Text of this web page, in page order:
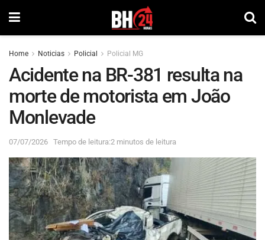
Home Noticias Policial Policial MG
Acidente na BR-381 resulta na
morte de motorista em João
Monlevade
07/07/2026 Tempo de leitura:2 minutos de leitura